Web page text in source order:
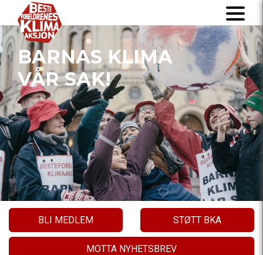
BARNAS KLIMA
VÅR SAK!
BLI MEDLEM STØTT BKA
MOTTA NYHETSBREV